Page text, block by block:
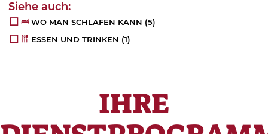
WO MAN SCHLAFEN KANN (5)
ESSEN UND TRINKEN (1)
IHRE